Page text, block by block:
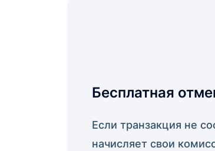
Бесплатная
Если транзакция не
начисляет свои